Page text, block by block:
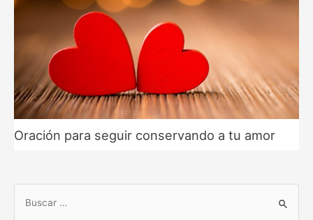
Oración para seguir conservando a tu amor